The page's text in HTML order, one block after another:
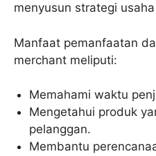
menyusun strategi
Manfaat pemanfaatan
merchant meliputi:
Memahami waktu
Mengetahui produk
pelanggan.
Membantu